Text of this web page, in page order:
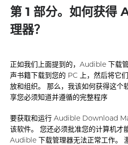
第 1 部分。如何获得
理器？
正如我们上面提到的，Audible 下载
声书籍下载到您的 PC 上，然后将它
放和组织。 那么，我该如何获得这个
享您必须知道并遵循的完整程序
要获取和运行 Audible Download
该软件。 您还必须批准您的计算机才
Audible 下载管理器无法正常工作。